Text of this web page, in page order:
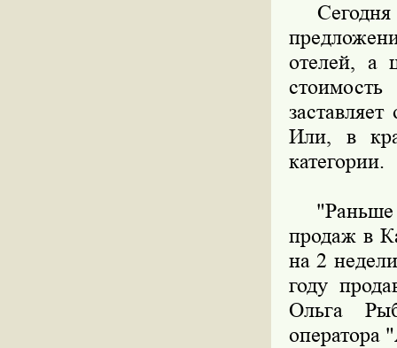
Сегодня
отелей, а
Или, в
категории.
"Раньше
продаж в
на 2
году
Ольга
оператора